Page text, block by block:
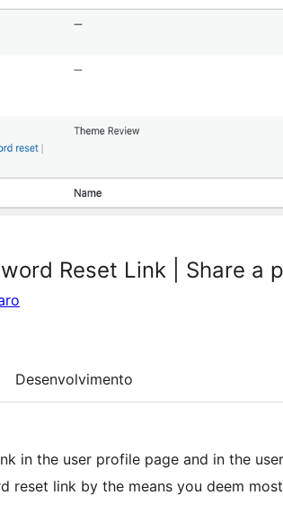
Reset Link | Share a
Desenvolvimento
in the user profile page and in the
reset link by the means you deem